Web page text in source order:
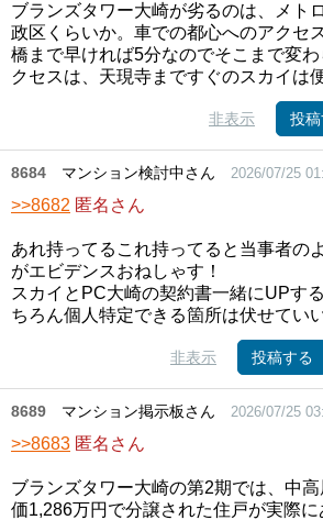
ブランズタワー大崎が劣るのは、メト
政区くらいか。車での都心へのアクセ
橋まで早ければ5分なのでそこまで変
クセスは、天現寺まですぐのスカイは便
非表示 投
8684 マンション検討中さん 2026/07/25
>>8682 匿名さん
あれ持ってるこれ持ってると当事者の
がエビデンスおねしゃす！
スカイとPC大崎の契約書一緒にUPす
ちろん個人特定できる箇所は伏せてい
非表示 投稿する
8689 マンション掲示板さん 2026/07/25
>>8683 匿名さん
ブランズタワー大崎の第2期では、中
価1,286万円で分譲された住戸が実際